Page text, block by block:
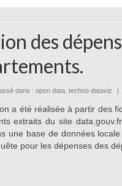
des
dans : open data, techno dataviz
a été réalisée à partir des
extraits du site
une base de données
pour les dépenses des